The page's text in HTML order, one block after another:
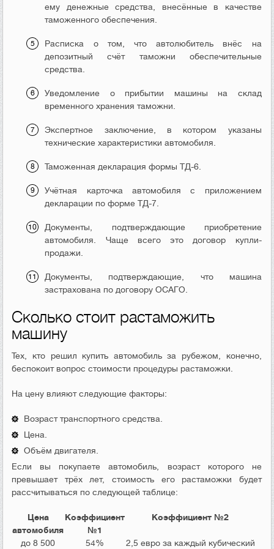
ему денежные средства, внесённые в качестве
таможенного обеспечения.
Расписка о том, что автолюбитель внёс на
депозитный счёт таможни обеспечительные
средства.
Уведомление о прибытии машины на склад
временного хранения таможни.
Экспертное заключение, в котором указаны
технические характеристики автомобиля.
Таможенная декларация формы ТД-6.
Учётная карточка автомобиля с приложением
декларации по форме ТД-7.
Документы, подтверждающие приобретение
автомобиля. Чаще всего это договор купли-
продажи.
Документы, подтверждающие, что машина
застрахована по договору ОСАГО.
Сколько стоит растаможить
машину
Тех, кто решил купить автомобиль за рубежом, конечно,
беспокоит вопрос стоимости процедуры растаможки.
На цену влияют следующие факторы:
Возраст транспортного средства.
Цена.
Объём двигателя.
Если вы покупаете автомобиль, возраст которого не
превышает трёх лет, стоимость его растаможки будет
рассчитываться по следующей таблице:
Цена
автомобиля
Коэффициент
№1
Коэффициент №2
до 8 500
54%
2,5 евро за каждый кубический